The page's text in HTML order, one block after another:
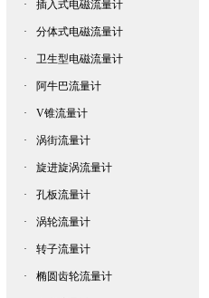
· 插入式电磁流量计
· 分体式电磁流量计
· 卫生型电磁流量计
· 阿牛巴流量计
· V锥流量计
· 涡街流量计
· 旋进旋涡流量计
· 孔板流量计
· 涡轮流量计
· 转子流量计
· 椭圆齿轮流量计